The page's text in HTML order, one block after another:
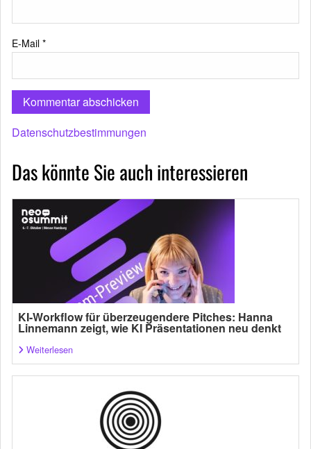
E-Mail *
Datenschutzbestimmungen
Das könnte Sie auch interessieren
KI-Workflow für überzeugendere Pitches: Hanna
Linnemann zeigt, wie KI Präsentationen neu denkt
Weiterlesen